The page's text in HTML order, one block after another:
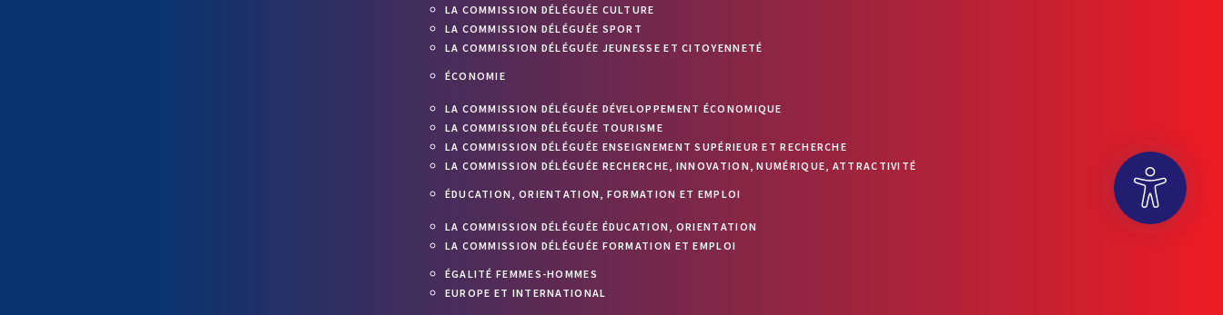
LA COMMISSION DÉLÉGUÉE CULTURE
LA COMMISSION DÉLÉGUÉE SPORT
LA COMMISSION DÉLÉGUÉE JEUNESSE ET CITOYENNETÉ
ÉCONOMIE
LA COMMISSION DÉLÉGUÉE DÉVELOPPEMENT ÉCONOMIQUE
LA COMMISSION DÉLÉGUÉE TOURISME
LA COMMISSION DÉLÉGUÉE ENSEIGNEMENT SUPÉRIEUR ET RECHERCHE
LA COMMISSION DÉLÉGUÉE RECHERCHE, INNOVATION, NUMÉRIQUE, ATTRACTIVITÉ
ÉDUCATION, ORIENTATION, FORMATION ET EMPLOI
LA COMMISSION DÉLÉGUÉE ÉDUCATION, ORIENTATION
LA COMMISSION DÉLÉGUÉE FORMATION ET EMPLOI
ÉGALITÉ FEMMES-HOMMES
EUROPE ET INTERNATIONAL